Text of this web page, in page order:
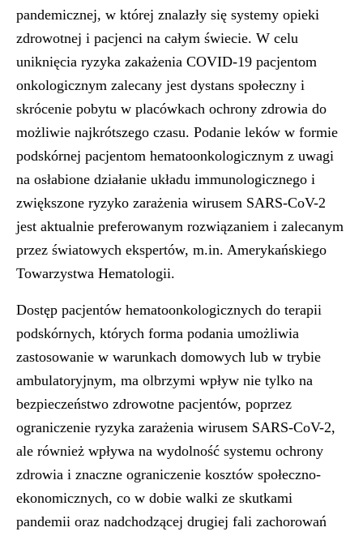
pandemicznej, w której znalazły się systemy opieki
zdrowotnej i pacjenci na całym świecie. W celu
uniknięcia ryzyka zakażenia COVID-19 pacjentom
onkologicznym zalecany jest dystans społeczny i
skrócenie pobytu w placówkach ochrony zdrowia do
możliwie najkrótszego czasu. Podanie leków w formie
podskórnej pacjentom hematoonkologicznym z uwagi
na osłabione działanie układu immunologicznego i
zwiększone ryzyko zarażenia wirusem SARS-CoV-2
jest aktualnie preferowanym rozwiązaniem i zalecanym
przez światowych ekspertów, m.in. Amerykańskiego
Towarzystwa Hematologii.
Dostęp pacjentów hematoonkologicznych do terapii
podskórnych, których forma podania umożliwia
zastosowanie w warunkach domowych lub w trybie
ambulatoryjnym, ma olbrzymi wpływ nie tylko na
bezpieczeństwo zdrowotne pacjentów, poprzez
ograniczenie ryzyka zarażenia wirusem SARS-CoV-2,
ale również wpływa na wydolność systemu ochrony
zdrowia i znaczne ograniczenie kosztów społeczno-
ekonomicznych, co w dobie walki ze skutkami
pandemii oraz nadchodzącej drugiej fali zachorowań